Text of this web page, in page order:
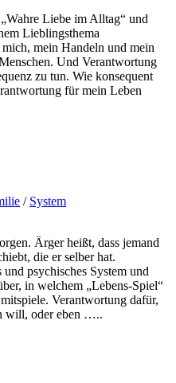
Liebe im Alltag“ und
Lieblingsthema
mein Handeln und mein
Und Verantwortung
zu tun. Wie konsequent
für mein Leben
/ System
Ärger heißt, dass jemand
die er selber hat.
psychisches System und
in welchem „Lebens-Spiel“
Verantwortung dafür,
will, oder eben …..